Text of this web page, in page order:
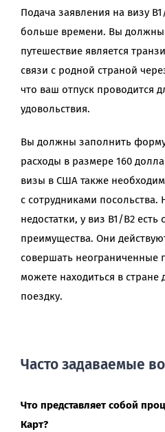
Подача заявления на визу
больше времени. Вы должны
путешествие является
связи с родной страной
что ваш отпуск проводится
удовольствия.
Вы должны заполнить форму
расходы в размере 160
визы в США также
с сотрудниками посольства.
недостатки, у виз B1/B2
преимущества. Они
совершать неограниченные
можете находиться в стране
поездку.
Часто задаваемые
Что представляет собой
Карт?